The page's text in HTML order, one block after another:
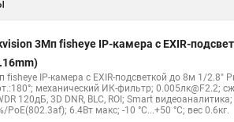
Видеокамеры hikvision ds
Hikvision камера ds 2cd2023g0 i
Hikvision купольная Нikvision
3Мп fisheye IP-камера c EXIR-
fisheye IP-камера c EXIR-подсветкой до 8м 1/2.8"
механический ИК-фильтр; 0.005лк@F2.2;
120дБ, 3D DNR, BLC, ROI; Smart
PoE(802.3af); 6.4Вт макс; -10 °C...+50 °C; вес 0.6кг.